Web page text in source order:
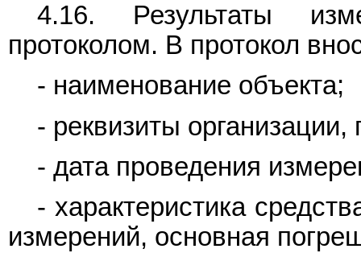
4.16. Результаты
протоколом. В протокол
- наименование объекта;
- реквизиты
- дата проведения
- характеристика
измерений, основная